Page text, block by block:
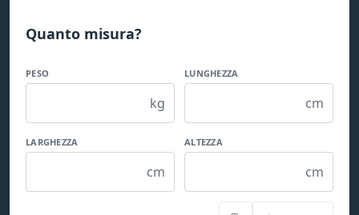
Quanto misura?
PESO
kg
LUNGHEZZA
cm
LARGHEZZA
cm
ALTEZZA
cm